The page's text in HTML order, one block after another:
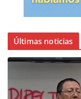
Últimas noticias